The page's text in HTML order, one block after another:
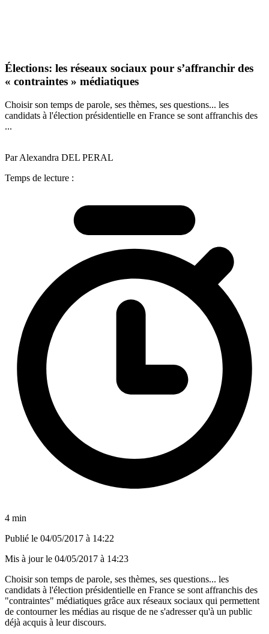
Élections: les réseaux sociaux pour s’affranchir des
« contraintes » médiatiques
Choisir son temps de parole, ses thèmes, ses questions... les
candidats à l'élection présidentielle en France se sont affranchis des
...
Par Alexandra DEL PERAL
Temps de lecture :
4 min
Publié le 04/05/2017 à 14:22
Mis à jour le 04/05/2017 à 14:23
Choisir son temps de parole, ses thèmes, ses questions... les
candidats à l'élection présidentielle en France se sont affranchis des
"contraintes" médiatiques grâce aux réseaux sociaux qui permettent
de contourner les médias au risque de ne s'adresser qu'à un public
déjà acquis à leur discours.